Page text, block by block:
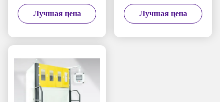
полировки жидкостью -
Полировальная машина
водных частиц
Лучшая цена
Abrasive Flow Machine
Semi automatic To
Platform For Precision
Лучшая цена